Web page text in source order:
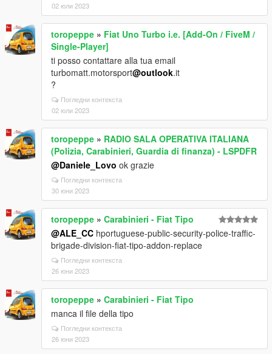
02 юли 2023
toropeppe » Fiat Uno Turbo i.e. [Add-On / FiveM /
Single-Player]
ti posso contattare alla tua email
turbomatt.motorsport@outlook.it
?
Погледни контекста
02 юли 2023
toropeppe » RADIO SALA OPERATIVA ITALIANA
(Polizia, Carabinieri, Guardia di finanza) - LSPDFR
@Daniele_Lovo ok grazie
Погледни контекста
30 юни 2023
toropeppe » Carabinieri - Fiat Tipo
@ALE_CC hportuguese-public-security-police-traffic-
brigade-division-fiat-tipo-addon-replace
Погледни контекста
26 юни 2023
toropeppe » Carabinieri - Fiat Tipo
manca il file della tipo
Погледни контекста
26 юни 2023